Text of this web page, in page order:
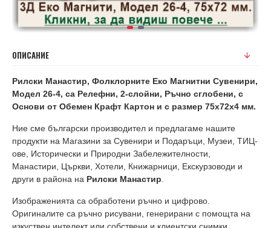
ОПИСАНИЕ
Рилски Манастир, Фолклорните Еко Магнитни Сувенири,
Модел 26-4, са Релефни, 2-слойни, Ръчно сглобени, с
Основи от Обемен Крафт Картон и с размер 75х72х4 мм.
Ние сме български производител и предлагаме нашите
продукти на Магазини за Сувенири и Подаръци, Музеи, ТИЦ-
ове, Исторически и Природни Забележителности,
Манастири, Църкви, Хотели, Книжарници, Екскурзоводи и
други в района на Рилски Манастир
Изображенията са обработени ръчно и цифрово.
Оригиналите са ръчно рисувани, генерирани с помощта на